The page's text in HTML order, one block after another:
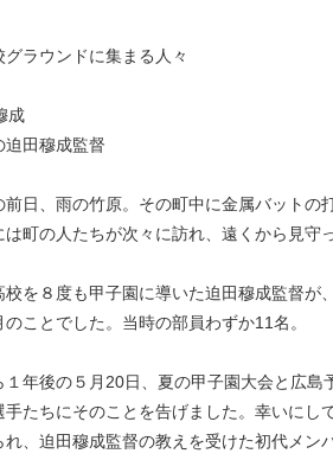
グラウンドに集まる人々
迫田穆成監督
前日、雨の竹原。その町中に金属バットの
は町の人たちが次々に訪れ、遠くから見守
校を８度も甲子園に導いた迫田穆成監督が
ことでした。当時の部員わずか11名。
１年後の５月20日、夏の甲子園大会と広島
手たちにそのことを告げました。幸いにし
れ、迫田穆成監督の教えを受けた初代メン